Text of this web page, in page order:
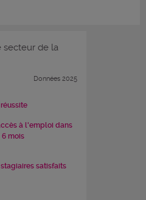
secteur de la
Données 2025
à l'emploi dans
6 mois
satisfaits